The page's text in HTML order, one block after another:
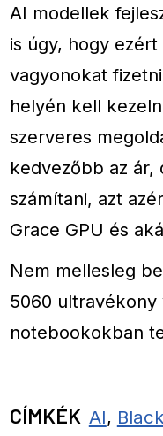
AI modellek
is úgy, hogy
vagyonokat
helyén kell
szerveres
kedvezőbb az ár,
számítani, azt
Grace GPU és
Nem mellesleg
5060 ultravékony
notebookokban
CÍMKÉK AI,